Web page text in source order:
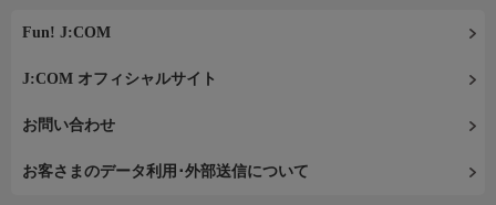
Fun! J:COM
J:COM オフィシャルサイト
お問い合わせ
お客さまのデータ利用･外部送信について